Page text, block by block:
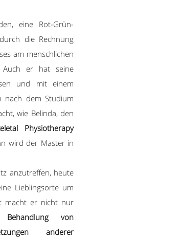
eine Rot-Grün-
die Rechnung
am menschlichen
Auch er hat seine
und mit einem
nach dem Studium
wie Belinda, den
Physiotherapy
wird der Master in
anzutreffen, heute
Lieblingsorte um
macht er nicht nur
Behandlung von
anderer